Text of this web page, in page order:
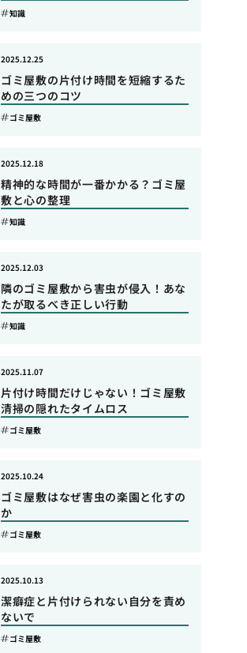
知識
ゴミ屋敷の片付け時間を短縮するた
めの三つのコツ
2025.12.25
ゴミ屋敷
精神的な時間が一番かかる？ゴミ屋
敷と心の整理
2025.12.18
知識
隣のゴミ屋敷から害虫が侵入！あな
たが取るべき正しい行動
2025.12.03
知識
片付け時間だけじゃない！ゴミ屋敷
清掃の隠れたタイムロス
2025.11.07
ゴミ屋敷
ゴミ屋敷はなぜ害虫の楽園と化すの
か
2025.10.24
ゴミ屋敷
潔癖症と片付けられない自分を責め
ないで
2025.10.13
ゴミ屋敷